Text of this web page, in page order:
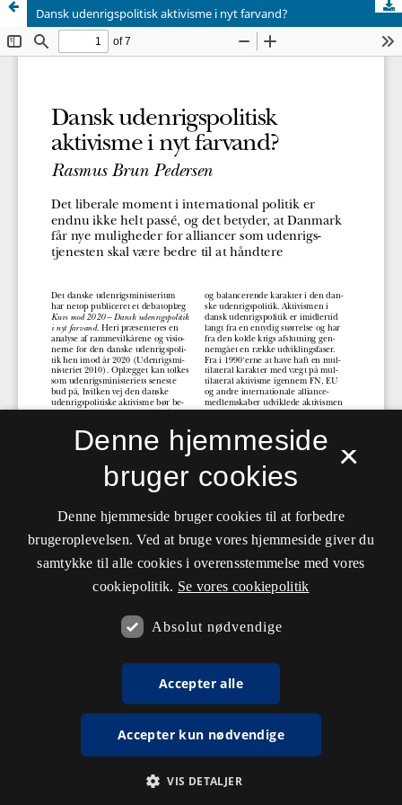
Dansk udenrigspolitisk aktivisme i nyt farvand?
×
Denne hjemmeside
bruger cookies
Denne hjemmeside bruger cookies til at forbedre
brugeroplevelsen. Ved at bruge vores hjemmeside giver du
samtykke til alle cookies i overensstemmelse med vores
cookiepolitik. Se vores cookiepolitik
Absolut nødvendige
Accepter alle
Accepter kun nødvendige
VIS DETALJER